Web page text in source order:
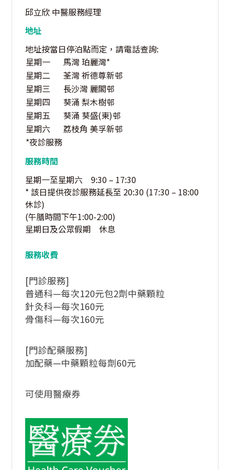
邱立欣 中醫服務經理
地址
地址按當日停泊點而定，請電話查詢:
星期一
馬灣 珀麗灣*
星期二
荃灣 祈德尊新邨
星期三
長沙灣 麗閣邨
星期四
葵涌 梨木樹邨
星期五
葵涌 葵盛(東)邨
星期六
荔枝角 美孚新邨
*夜診服務
服務時間
星期一至星期六 9:30 – 17:30
* 該日提供夜診服務延長至 20:30 (17:30 – 18:00
休診)
(午膳時間下午1:00-2:00)
星期日及公眾假期 休息
服務收費
[門診服務]
普通科—每次120元包2劑中藥顆粒
針灸科—每次160元
骨傷科—每次160元
[門診配藥服務]
加配藥—中藥顆粒每劑60元
可使用醫療券